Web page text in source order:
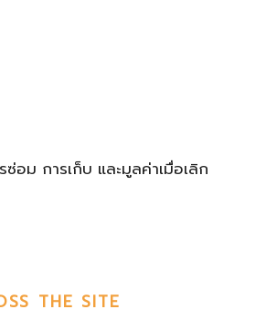
ซ่อม การเก็บ และมูลค่าเมื่อเลิก
THE SITE